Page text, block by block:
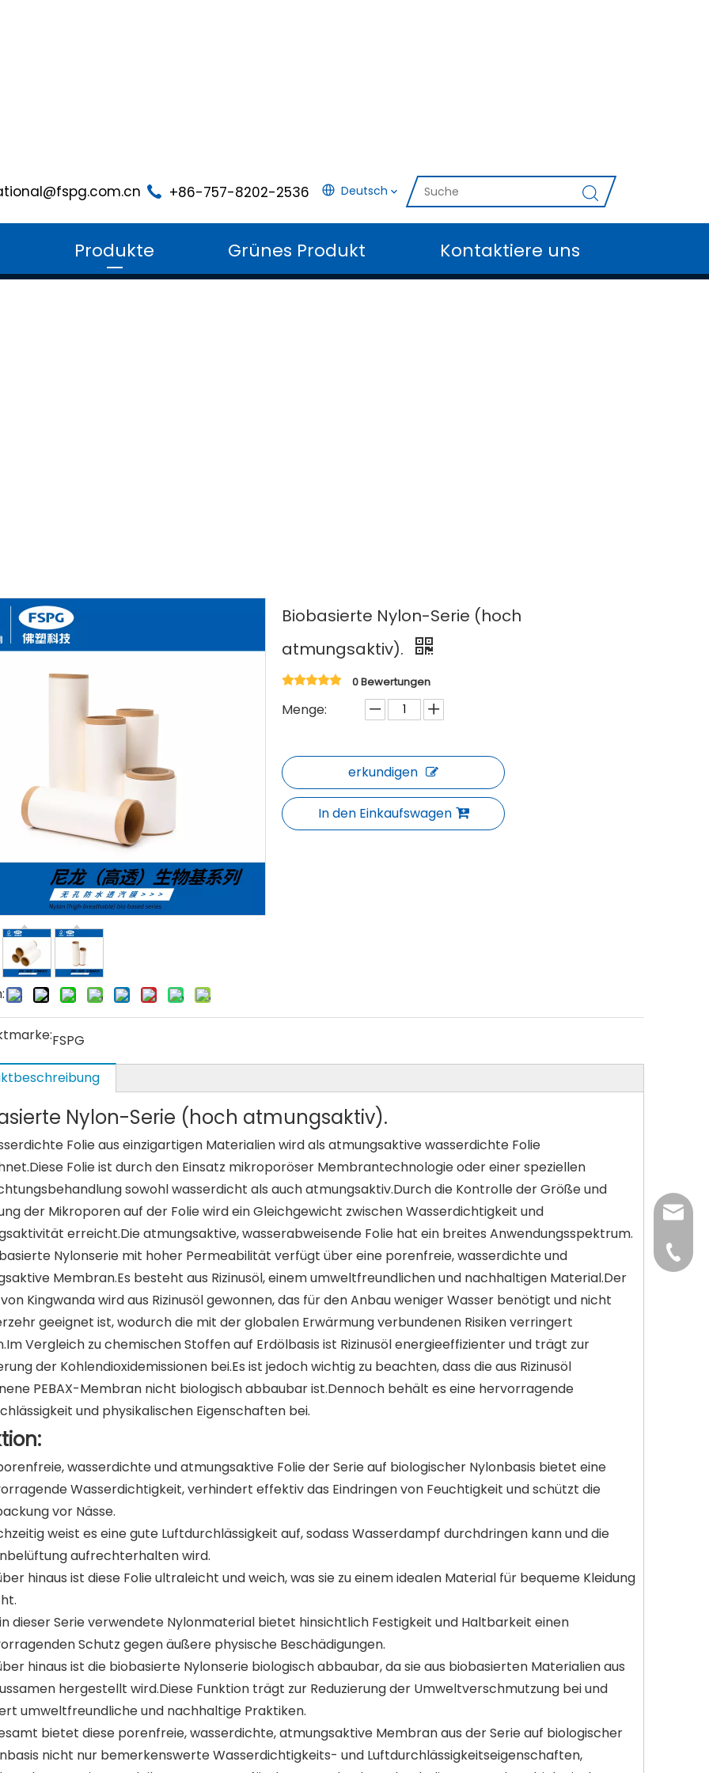
+86-757-8202-2536 Deutsch
Produkte Grünes Produkt Kontaktiere uns
Biobasierte Nylon-Serie (hoch
atmungsaktiv).
0 Bewertungen
Menge:
erkundigen
In den Einkaufswagen
FSPG
Nylon-Serie (hoch atmungsaktiv).
Folie aus einzigartigen Materialien wird als atmungsaktive wasserdichte Folie
Folie ist durch den Einsatz mikroporöser Membrantechnologie oder einer speziellen
sowohl wasserdicht als auch atmungsaktiv.Durch die Kontrolle der Größe und
der Mikroporen auf der Folie wird ein Gleichgewicht zwischen Wasserdichtigkeit und
erreicht.Die atmungsaktive, wasserabweisende Folie hat ein breites Anwendungsspektrum.
Nylonserie mit hoher Permeabilität verfügt über eine porenfreie, wasserdichte und
Membran.Es besteht aus Rizinusöl, einem umweltfreundlichen und nachhaltigen Material.Der
Kingwanda wird aus Rizinusöl gewonnen, das für den Anbau weniger Wasser benötigt und nicht
geeignet ist, wodurch die mit der globalen Erwärmung verbundenen Risiken verringert
Vergleich zu chemischen Stoffen auf Erdölbasis ist Rizinusöl energieeffizienter und trägt zur
der Kohlendioxidemissionen bei.Es ist jedoch wichtig zu beachten, dass die aus Rizinusöl
PEBAX-Membran nicht biologisch abbaubar ist.Dennoch behält es eine hervorragende
und physikalischen Eigenschaften bei.
wasserdichte und atmungsaktive Folie der Serie auf biologischer Nylonbasis bietet eine
Wasserdichtigkeit, verhindert effektiv das Eindringen von Feuchtigkeit und schützt die
vor Nässe.
weist es eine gute Luftdurchlässigkeit auf, sodass Wasserdampf durchdringen kann und die
aufrechterhalten wird.
hinaus ist diese Folie ultraleicht und weich, was sie zu einem idealen Material für bequeme Kleidung
dieser Serie verwendete Nylonmaterial bietet hinsichtlich Festigkeit und Haltbarkeit einen
Schutz gegen äußere physische Beschädigungen.
hinaus ist die biobasierte Nylonserie biologisch abbaubar, da sie aus biobasierten Materialien aus
hergestellt wird.Diese Funktion trägt zur Reduzierung der Umweltverschmutzung bei und
umweltfreundliche und nachhaltige Praktiken.
bietet diese porenfreie, wasserdichte, atmungsaktive Membran aus der Serie auf biologischer
nicht nur bemerkenswerte Wasserdichtigkeits- und Luftdurchlässigkeitseigenschaften,
+86-